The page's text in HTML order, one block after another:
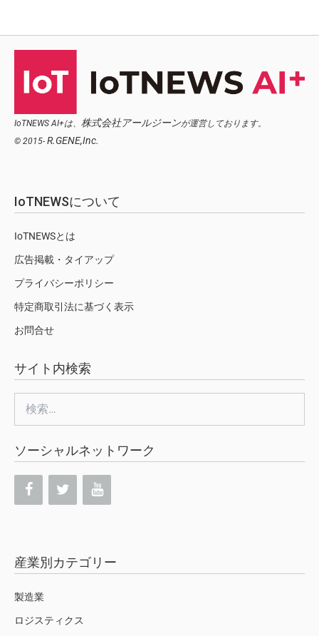
IoTNEWS AI+は、 株式会社アールジーンが運営しております。
© 2015- R.GENE,Inc.
IoTNEWSについて
IoTNEWSとは
広告掲載・タイアップ
プライバシーポリシー
特定商取引法に基づく表示
お問合せ
サイト内検索
索:
ソーシャルネットワーク
産業別カテゴリー
製造業
ロジスティクス